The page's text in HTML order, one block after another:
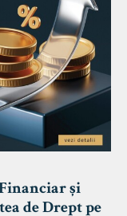
și
de Drept pe